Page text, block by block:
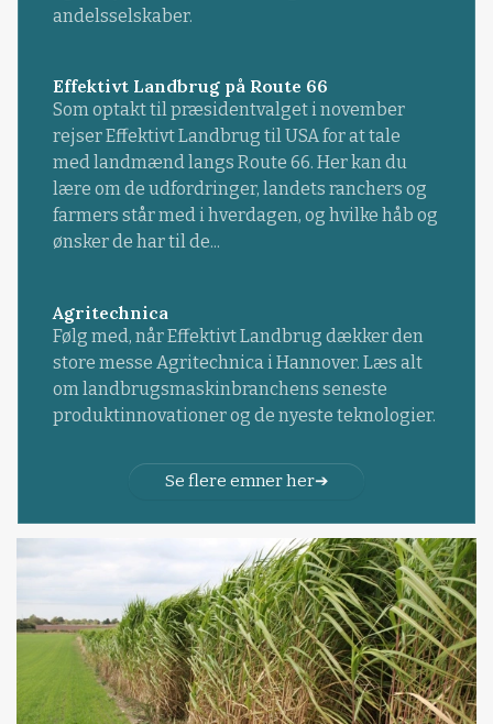
andelsselskaber.
Effektivt Landbrug på Route 66
Som optakt til præsidentvalget i november
rejser Effektivt Landbrug til USA for at tale
med landmænd langs Route 66. Her kan du
lære om de udfordringer, landets ranchers og
farmers står med i hverdagen, og hvilke håb og
ønsker de har til de...
Agritechnica
Følg med, når Effektivt Landbrug dækker den
store messe Agritechnica i Hannover. Læs alt
om landbrugsmaskinbranchens seneste
produktinnovationer og de nyeste teknologier.
Se flere emner her